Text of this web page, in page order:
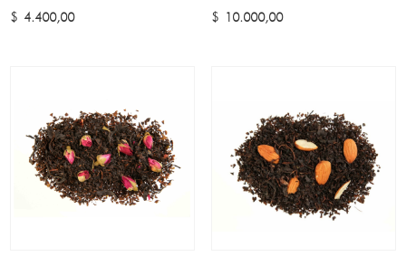
$ 4.400,00 $10.000,00